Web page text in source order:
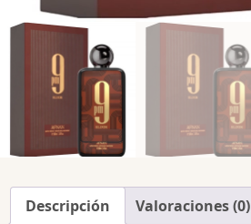
Descripción Valoraciones (0)